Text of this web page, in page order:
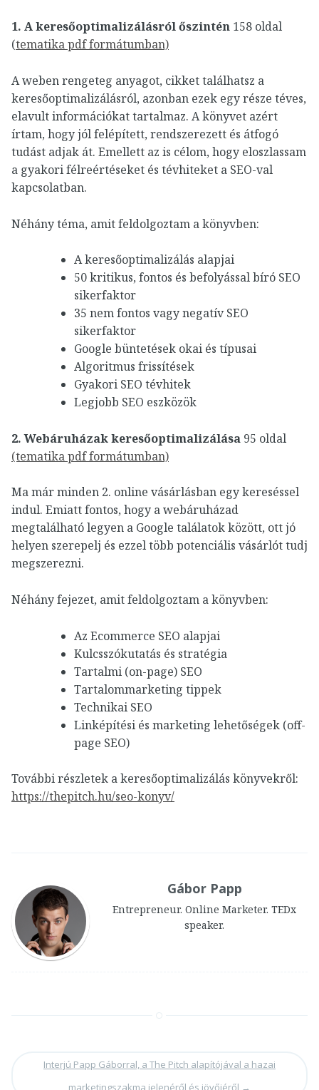
1. A keresőoptimalizálásról őszintén 158 oldal
(tematika pdf formátumban)
A weben rengeteg anyagot, cikket találhatsz a
keresőoptimalizálásról, azonban ezek egy része téves,
elavult információkat tartalmaz. A könyvet azért
írtam, hogy jól felépített, rendszerezett és átfogó
tudást adjak át. Emellett az is célom, hogy eloszlassam
a gyakori félreértéseket és tévhiteket a SEO-val
kapcsolatban.
Néhány téma, amit feldolgoztam a könyvben:
A keresőoptimalizálás alapjai
50 kritikus, fontos és befolyással bíró SEO
sikerfaktor
35 nem fontos vagy negatív SEO
sikerfaktor
Google büntetések okai és típusai
Algoritmus frissítések
Gyakori SEO tévhitek
Legjobb SEO eszközök
2. Webáruházak keresőoptimalizálása 95 oldal
(tematika pdf formátumban)
Ma már minden 2. online vásárlásban egy kereséssel
indul. Emiatt fontos, hogy a webáruházad
megtalálható legyen a Google találatok között, ott jó
helyen szerepelj és ezzel több potenciális vásárlót tudj
megszerezni.
Néhány fejezet, amit feldolgoztam a könyvben:
Az Ecommerce SEO alapjai
Kulcsszókutatás és stratégia
Tartalmi (on-page) SEO
Tartalommarketing tippek
Technikai SEO
Linképítési és marketing lehetőségek (off-
page SEO)
További részletek a keresőoptimalizálás könyvekről:
https://thepitch.hu/seo-konyv/
Gábor Papp
Entrepreneur. Online Marketer. TEDx
speaker.
Interjú Papp Gáborral, a The Pitch alapítójával a hazai
marketingszakma jelenéről és jövőjéről →